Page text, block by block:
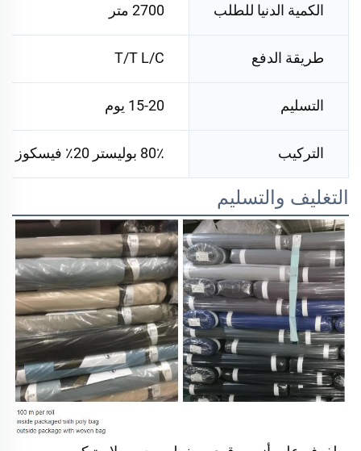
الكمية الدنيا للطلب 2700 متر
طريقة الدفع T/T L/C
التسليم 15-20 يوم
التركيب 80٪ بوليستر 20٪ فيسكوز
التغليف والتسليم